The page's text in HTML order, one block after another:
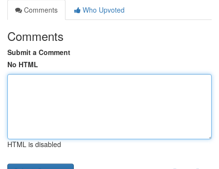
Comments
Who Upvoted
Comments
Submit a Comment
No HTML
HTML is disabled